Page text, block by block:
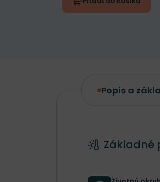
Popis a
Popis a
Základné